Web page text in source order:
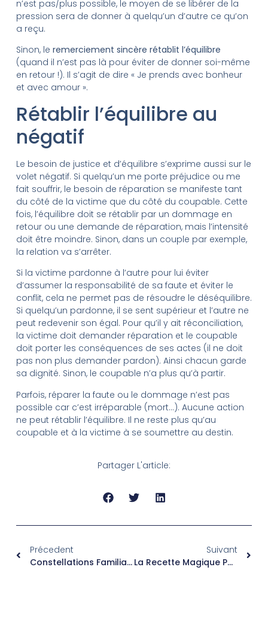
n’est pas/plus possible, le moyen de se libérer de la
pression sera de donner à quelqu’un d’autre ce qu’on
a reçu.
Sinon, le remerciement sincère rétablit l’équilibre
(quand il n’est pas là pour éviter de donner soi-même
en retour !). Il s’agit de dire « Je prends avec bonheur
et avec amour ».
Rétablir l’équilibre au
négatif
Le besoin de justice et d’équilibre s’exprime aussi sur le
volet négatif. Si quelqu’un me porte préjudice ou me
fait souffrir, le besoin de réparation se manifeste tant
du côté de la victime que du côté du coupable. Cette
fois, l’équilibre doit se rétablir par un dommage en
retour ou une demande de réparation, mais l’intensité
doit être moindre. Sinon, dans un couple par exemple,
la relation va s’arrêter.
Si la victime pardonne à l’autre pour lui éviter
d’assumer la responsabilité de sa faute et éviter le
conflit, cela ne permet pas de résoudre le déséquilibre.
Si quelqu’un pardonne, il se sent supérieur et l’autre ne
peut redevenir son égal. Pour qu’il y ait réconciliation,
la victime doit demander réparation et le coupable
doit porter les conséquences de ses actes (il ne doit
pas non plus demander pardon). Ainsi chacun garde
sa dignité. Sinon, le coupable n’a plus qu’à partir.
Parfois, réparer la faute ou le dommage n’est pas
possible car c’est irréparable (mort…). Aucune action
ne peut rétablir l’équilibre. Il ne reste plus qu’au
coupable et à la victime à se soumettre au destin.
Partager L'article:
Précedent
Constellations Familiales – 2ème Loi : La Hiérarchie
Suivant
La Recette Magique Pour Équilibrer Le Donner-Recevoir : REMERCIER Sincèrement!